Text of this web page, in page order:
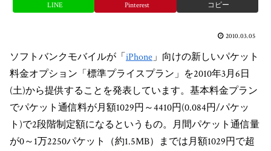
LINE Pinterest コピー
2010.03.05
ソフトバンクモバイルが「iPhone」向けの新しいパケット
料金オプション「標準プライスプラン」を2010年3月6日
(土)から提供することを発表しています。基本料金プラン
でパケット通信料が月額1029円～4410円(0.084円/パケッ
ト)で2段階制定額になるというもの。月間パケット通信量
が0～1万2250パケット（約1.5MB）までは月額1029円で超